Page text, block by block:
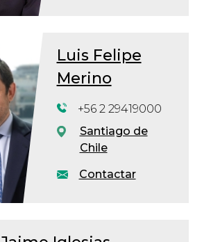
Luis Felipe
Merino
Contactar
+56 2 29419000
Santiago de
Chile